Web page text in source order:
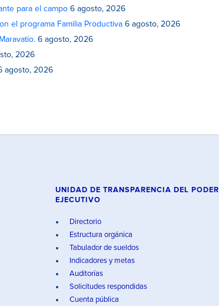
para el campo 6 agosto, 2026
el programa Familia Productiva 6 agosto, 2026
6 agosto, 2026
2026
agosto, 2026
UNIDAD DE TRANSPARENCIA DEL PODER
EJECUTIVO
Directorio
Estructura orgánica
Tabulador de sueldos
Indicadores y metas
Auditorías
Solicitudes respondidas
Cuenta pública